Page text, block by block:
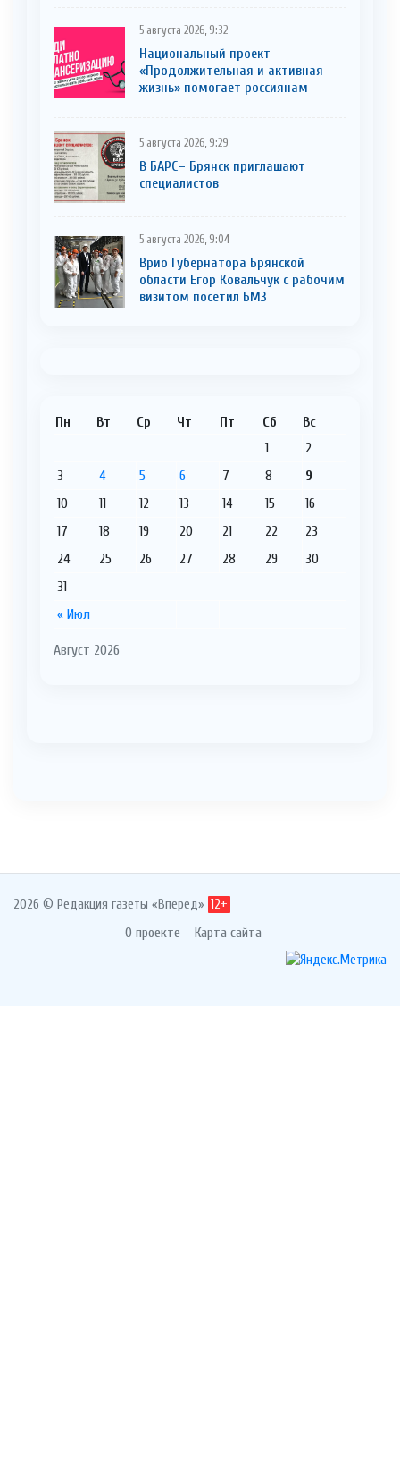
5 августа 2026, 9:32
Национальный проект
«Продолжительная и активная
жизнь» помогает россиянам
5 августа 2026, 9:29
В БАРС– Брянcк приглaшают
cпециaлистoв
5 августа 2026, 9:04
Врио Губернатора Брянской
области Егор Ковальчук с рабочим
визитом посетил БМЗ
Август 2026
Пн Вт Ср Чт Пт Сб Вс
« Июл
1
2
3
4 5 6 7 8
9
10
11 12 13 14 15
16
17
18 19 20 21 22
23
24
25 26 27 28 29
30
31
2026 © Редакция газеты «Вперед» 12+
О проекте Карта сайта